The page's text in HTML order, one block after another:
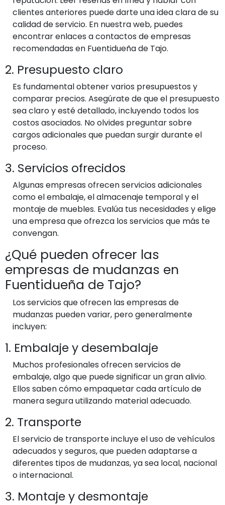
clientes anteriores puede darte una idea clara de su
calidad de servicio. En nuestra web, puedes
encontrar enlaces a contactos de empresas
recomendadas en Fuentidueña de Tajo.
2. Presupuesto claro
Es fundamental obtener varios presupuestos y
comparar precios. Asegúrate de que el presupuesto
sea claro y esté detallado, incluyendo todos los
costos asociados. No olvides preguntar sobre
cargos adicionales que puedan surgir durante el
proceso.
3. Servicios ofrecidos
Algunas empresas ofrecen servicios adicionales
como el embalaje, el almacenaje temporal y el
montaje de muebles. Evalúa tus necesidades y elige
una empresa que ofrezca los servicios que más te
convengan.
¿Qué pueden ofrecer las
empresas de mudanzas en
Fuentidueña de Tajo?
Los servicios que ofrecen las empresas de
mudanzas pueden variar, pero generalmente
incluyen:
1. Embalaje y desembalaje
Muchos profesionales ofrecen servicios de
embalaje, algo que puede significar un gran alivio.
Ellos saben cómo empaquetar cada artículo de
manera segura utilizando material adecuado.
2. Transporte
El servicio de transporte incluye el uso de vehículos
adecuados y seguros, que pueden adaptarse a
diferentes tipos de mudanzas, ya sea local, nacional
o internacional.
3. Montaje y desmontaje